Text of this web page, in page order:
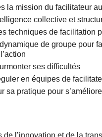
la mission du facilitateur
collective et
techniques de facilitation
de groupe pour
ses difficultés
en équipes de
sa pratique pour
l’innovation et de la